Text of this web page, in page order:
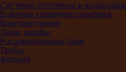
Системы отопления и
Бойлеры косвенного нагрева
Комплектующие
Люки, шкафы
Расширительные баки
Трубы
Фитинги